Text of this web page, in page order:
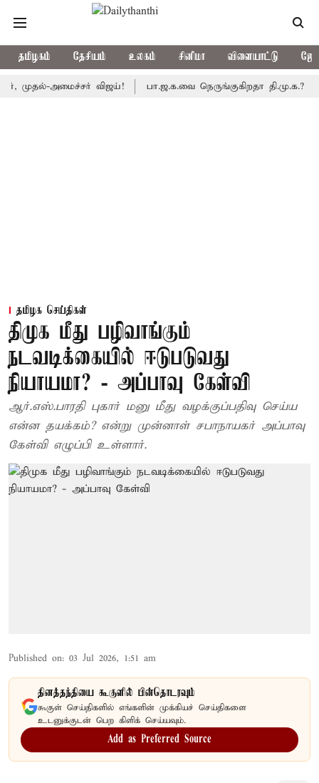
தமிழகம் தேசியம் உலகம் சினிமா விளையாட்டு
அமைச்சர் விஜய்! பா.ஜ.க.வை நெருங்குகிறதா தி.மு.க.?
தமிழக செய்திகள்
திமுக மீது பழிவாங்கும்
நடவடிக்கையில் ஈடுபடுவது
நியாயமா? - அப்பாவு கேள்வி
ஆர்.எஸ்.பாரதி புகார் மனு மீது வழக்குப்பதிவு செய்ய
என்ன தயக்கம்? என்று முன்னாள் சபாநாயகர் அப்பாவு
கேள்வி எழுப்பி உள்ளார்.
Published on: 03 Jul 2026, 1:51 am
தினத்தந்தியை கூகுளில் பின்தொடரவும்
கூகுள் செய்திகளில் எங்களின் முக்கியச் செய்திகளை
உடனுக்குடன் பெற கிளிக் செய்யவும்.
Add as Preferred Source